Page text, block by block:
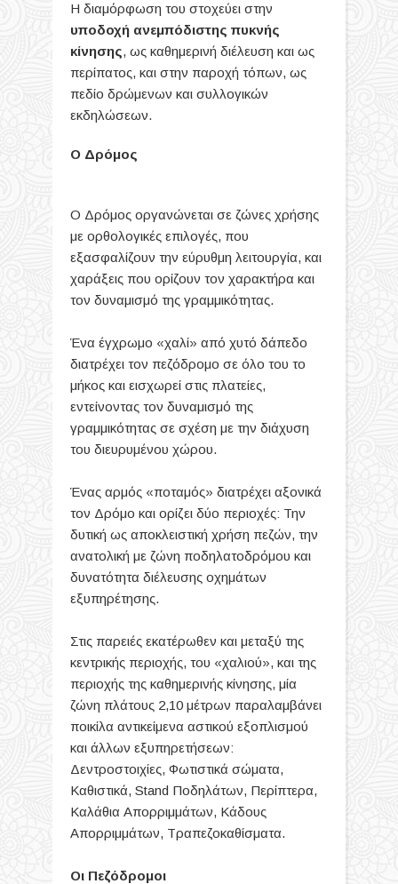
Η διαμόρφωση του στοχεύει στην
υποδοχή ανεμπόδιστης πυκνής
κίνησης, ως καθημερινή διέλευση και ως
περίπατος, και στην παροχή τόπων, ως
πεδίο δρώμενων και συλλογικών
εκδηλώσεων.
O Δρόμος
O Δρόμος οργανώνεται σε ζώνες χρήσης
με ορθολογικές επιλογές, που
εξασφαλίζουν την εύρυθμη λειτουργία, και
χαράξεις που ορίζουν τον χαρακτήρα και
τον δυναμισμό της γραμμικότητας.
Ένα έγχρωμο «χαλί» από χυτό δάπεδο
διατρέχει τον πεζόδρομο σε όλο του το
μήκος και εισχωρεί στις πλατείες,
εντείνοντας τον δυναμισμό της
γραμμικότητας σε σχέση με την διάχυση
του διευρυμένου χώρου.
Ένας αρμός «ποταμός» διατρέχει αξονικά
τον Δρόμο και ορίζει δύο περιοχές: Την
δυτική ως αποκλειστική χρήση πεζών, την
ανατολική με ζώνη ποδηλατοδρόμου και
δυνατότητα διέλευσης οχημάτων
εξυπηρέτησης.
Στις παρειές εκατέρωθεν και μεταξύ της
κεντρικής περιοχής, του «χαλιού», και της
περιοχής της καθημερινής κίνησης, μία
ζώνη πλάτους 2,10 μέτρων παραλαμβάνει
ποικίλα αντικείμενα αστικού εξοπλισμού
και άλλων εξυπηρετήσεων:
Δεντροστοιχίες, Φωτιστικά σώματα,
Καθιστικά, Stand Ποδηλάτων, Περίπτερα,
Καλάθια Απορριμμάτων, Κάδους
Απορριμμάτων, Τραπεζοκαθίσματα.
Οι Πεζόδρομοι